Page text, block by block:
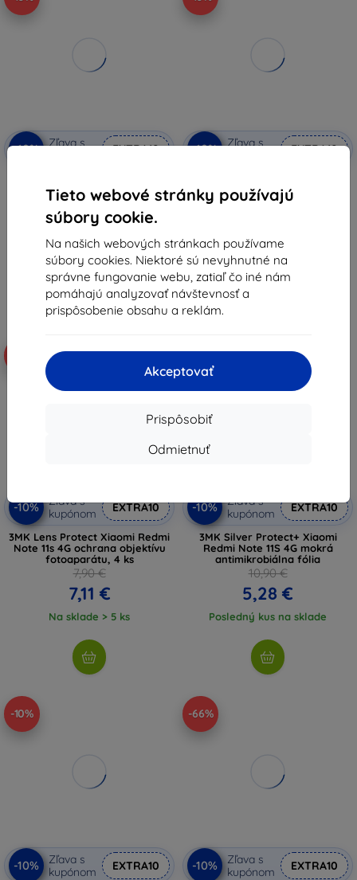
Tieto webové stránky používajú
súbory cookie.
Na našich webových stránkach používame
súbory cookies. Niektoré sú nevyhnutné na
správne fungovanie webu, zatiaľ čo iné nám
pomáhajú analyzovať návštevnosť a
prispôsobenie obsahu a reklám.
Akceptovať
Prispôsobiť
Odmietnuť
-10%
Zľava s
EXTRA10
Note 11S 5G/11T 5G
8,91 €
8,02 €
Na sklade > 5 ks
-10%
Zľava s
EXTRA10
Xiaomi Note 11S čierne
6,90 €
Na sklade > 5 ks
-10%
Zľava s
kupónom
EXTRA10
3MK Lens Protect Xiaomi Redmi
Note 11s 4G ochrana objektívu
fotoaparátu, 4 ks
7,90 €
7,11 €
Na sklade > 5 ks
-52%
-10%
Zľava s
kupónom
EXTRA10
3MK Silver Protect+ Xiaomi
Redmi Note 11S 4G mokrá
antimikrobiálna fólia
10,90 €
5,28 €
Posledný kus na sklade
-10%
-10%
Zľava s
kupónom
EXTRA10
-66%
-10%
Zľava s
kupónom
EXTRA10